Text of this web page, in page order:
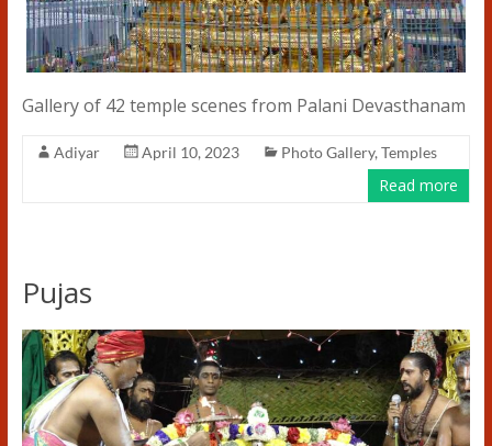
Gallery of 42 temple scenes from Palani Devasthanam
Adiyar April 10, 2023 Photo Gallery,Temples
Read more
Pujas